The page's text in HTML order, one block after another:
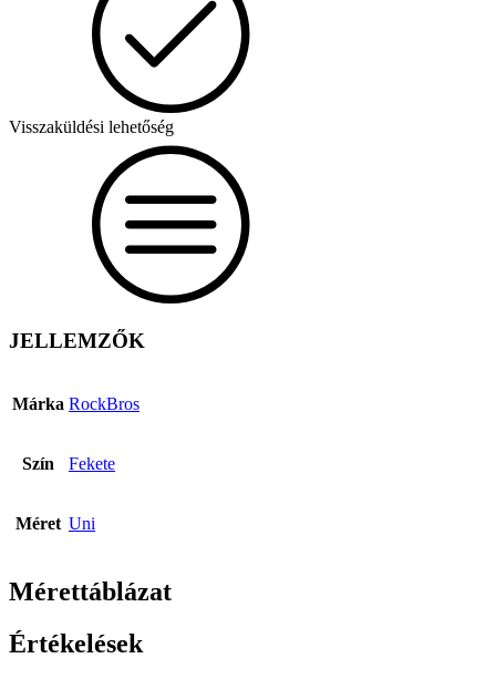
Visszaküldési lehetőség
JELLEMZŐK
Márka RockBros
Szín Fekete
Méret Uni
Mérettáblázat
Értékelések